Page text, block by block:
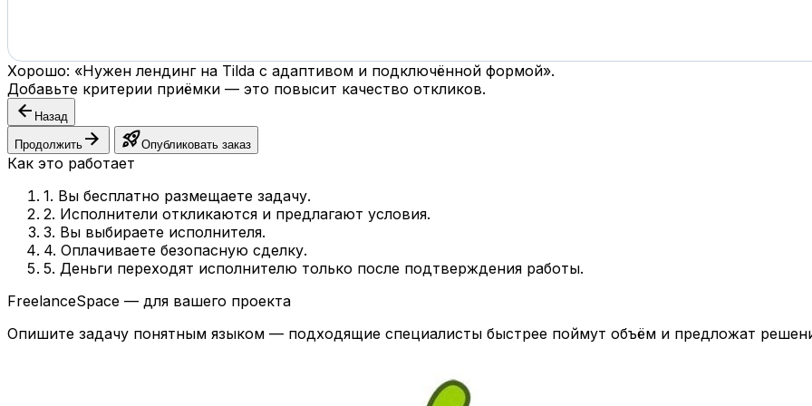
Хорошо: «Нужен лендинг на Tilda с адаптивом и подключённой формой».
Добавьте критерии приёмки — это повысит качество откликов.
arrow_back Назад
Продолжить arrow_forward rocket_launchОпубликовать заказ
Как это работает
1. Вы бесплатно размещаете задачу.
2. Исполнители откликаются и предлагают условия.
3. Вы выбираете исполнителя.
4. Оплачиваете безопасную сделку.
5. Деньги переходят исполнителю только после подтверждения работы.
FreelanceSpace — для вашего проекта
Опишите задачу понятным языком — подходящие специалисты быстрее поймут объём и предложат